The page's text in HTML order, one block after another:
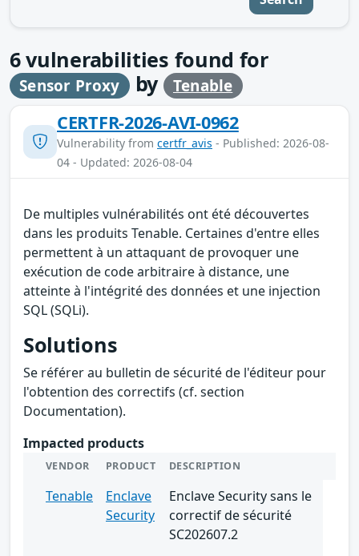
6vulnerabilities found for
Sensor Proxy by Tenable
CERTFR-2026-AVI-0962
Vulnerability from certfr_avis - Published: 2026-08-
04 - Updated: 2026-08-04
De multiples vulnérabilités ont été découvertes
dans les produits Tenable. Certaines d'entre elles
permettent à un attaquant de provoquer une
exécution de code arbitraire à distance, une
atteinte à l'intégrité des données et une injection
SQL (SQLi).
Solutions
Se référer au bulletin de sécurité de l'éditeur pour
l'obtention des correctifs (cf. section
Documentation).
Impacted products
VENDOR PRODUCT DESCRIPTION
Tenable
Enclave
Security
Enclave Security sans le
correctif de sécurité
SC202607.2